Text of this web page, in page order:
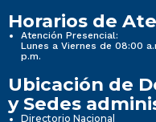
Horarios de
Atención Presencial:
Lunes a Viernes de 08:00
p.m.
Ubicación de
y Sedes
Directorio Nacional